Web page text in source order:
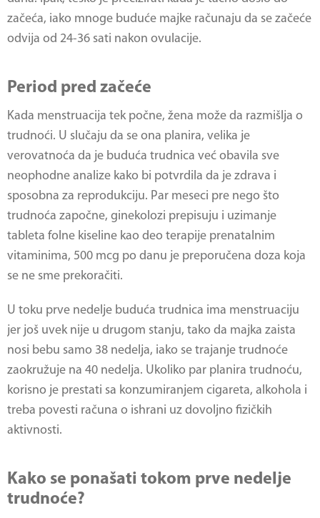
začeća, iako mnoge buduće majke računaju da se začeće
odvija od 24-36 sati nakon ovulacije.
Period pred začeće
Kada menstruacija tek počne, žena može da razmišlja o
trudnoći. U slučaju da se ona planira, velika je
verovatnoća da je buduća trudnica već obavila sve
neophodne analize kako bi potvrdila da je zdrava i
sposobna za reprodukciju. Par meseci pre nego što
trudnoća započne, ginekolozi prepisuju i uzimanje
tableta folne kiseline kao deo terapije prenatalnim
vitaminima, 500 mcg po danu je preporučena doza koja
se ne sme prekoračiti.
U toku prve nedelje buduća trudnica ima menstruaciju
jer još uvek nije u drugom stanju, tako da majka zaista
nosi bebu samo 38 nedelja, iako se trajanje trudnoće
zaokružuje na 40 nedelja. Ukoliko par planira trudnoću,
korisno je prestati sa konzumiranjem cigareta, alkohola i
treba povesti računa o ishrani uz dovoljno fizičkih
aktivnosti.
Kako se ponašati tokom prve nedelje
trudnoće?